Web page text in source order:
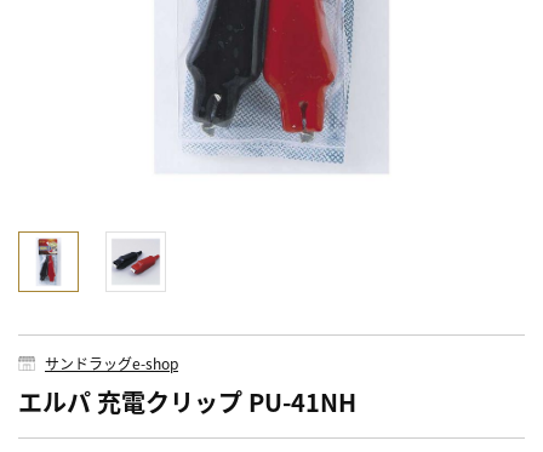
サンドラッグe-shop
エルパ 充電クリップ PU-41NH